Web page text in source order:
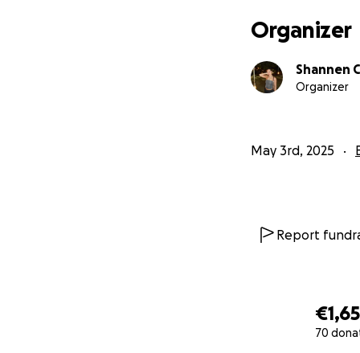
70
their families in
They provide
Providing
situations.
Organizer
Shannen
Organizer
May 3rd, 2025
Report